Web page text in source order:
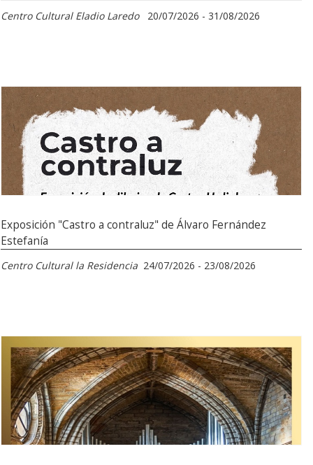
Centro Cultural Eladio Laredo 20/07/2026 - 31/08/2026
Exposición "Castro a contraluz" de Álvaro Fernández
Estefanía
Centro Cultural la Residencia 24/07/2026 - 23/08/2026